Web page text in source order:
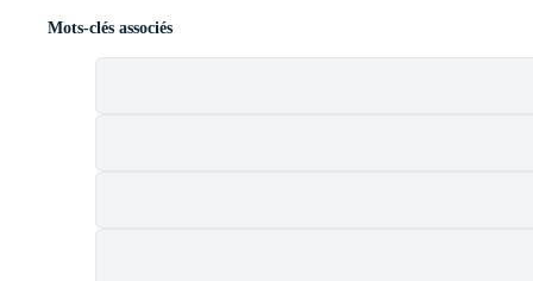
Mots-clés associés